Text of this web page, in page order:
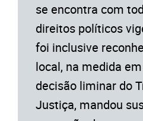
se encontra com
direitos políticos
foi inclusive
local, na medida
decisão liminar do
Justiça, mandou